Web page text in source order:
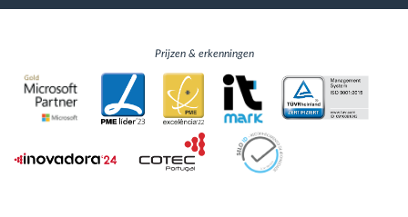
Prijzen & erkenningen